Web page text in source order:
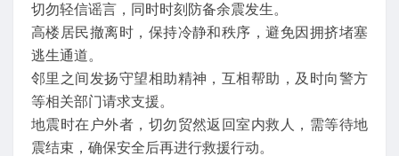
切勿轻信谣言，同时时刻防备余震发生。
高楼居民撤离时，保持冷静和秩序，避免因拥挤堵塞
逃生通道。
邻里之间发扬守望相助精神，互相帮助，及时向警方
等相关部门请求支援。
地震时在户外者，切勿贸然返回室内救人，需等待地
震结束，确保安全后再进行救援行动。